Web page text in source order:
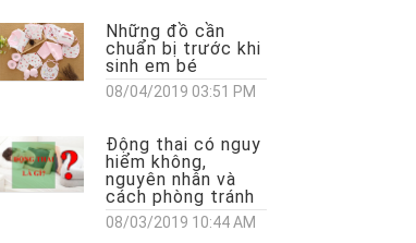
Những đồ cần
chuẩn bị trước khi
sinh em bé
08/04/2019 03:51 PM
Động thai có nguy
hiểm không,
nguyên nhân và
cách phòng tránh
08/03/2019 10:44 AM